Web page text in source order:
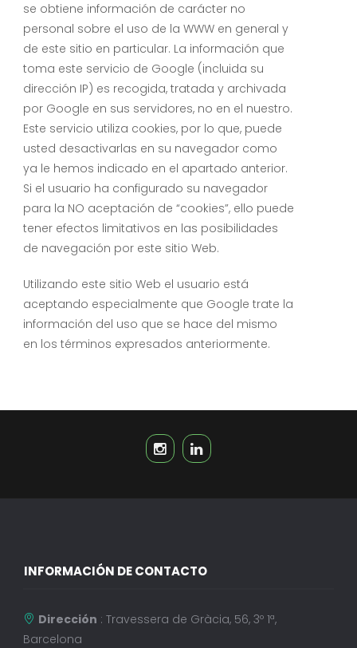
se obtiene información de carácter no
personal sobre el uso de la WWW en general y
de este sitio en particular. La información que
toma este servicio de Google (incluida su
dirección IP) es recogida, tratada y archivada
por Google en sus servidores, no en el nuestro.
Este servicio utiliza cookies, por lo que, puede
usted desactivarlas en su navegador como
ya le hemos indicado en el apartado anterior.
Si el usuario ha configurado su navegador
para la NO aceptación de “cookies”, ello puede
tener efectos limitativos en las posibilidades
de navegación por este sitio Web.
Utilizando este sitio Web el usuario está
aceptando especialmente que Google trate la
información del uso que se hace del mismo
en los términos expresados anteriormente.
INFORMACIÓN DE CONTACTO
Dirección : Travessera de Gràcia, 56, 3º 1ª,
Barcelona